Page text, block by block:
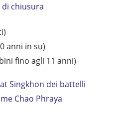
chiusura
anni in su)
fino agli 11 anni)
Singkhon dei battelli
Chao Phraya